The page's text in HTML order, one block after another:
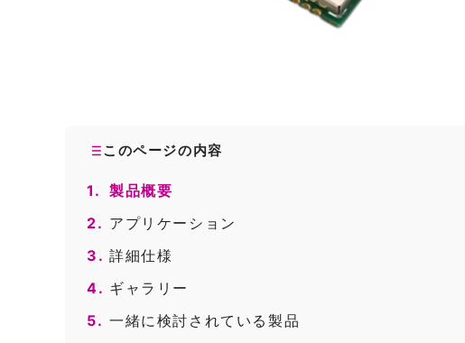
このページの内容
1. 製品概要
2. アプリケーション
3. 詳細仕様
4. ギャラリー
5. 一緒に検討されている製品